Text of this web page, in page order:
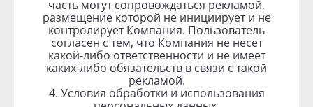
часть могут сопровождаться рекламой,
размещение которой не инициирует и не
контролирует Компания. Пользователь
согласен с тем, что Компания не несет
какой-либо ответственности и не имеет
каких-либо обязательств в связи с такой
рекламой.
4. Условия обработки и использования